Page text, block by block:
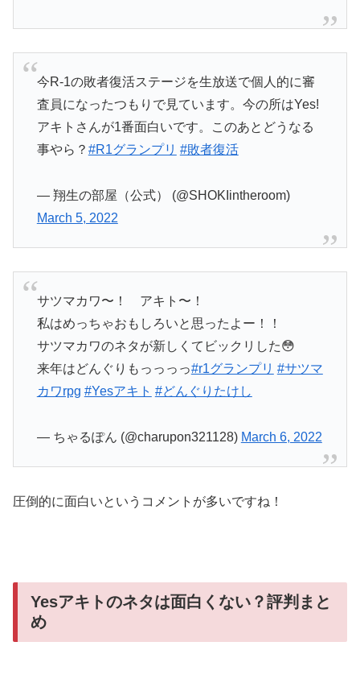
今R-1の敗者復活ステージを生放送で個人的に審
査員になったつもりで見ています。今の所はYes!
アキトさんが1番面白いです。このあとどうなる
事やら？ #R1グランプリ #敗者復活
— 翔生の部屋（公式） (@SHOKIintheroom)
March 5, 2022
サツマカワ〜！ アキト〜！
私はめっちゃおもしろいと思ったよー！！
サツマカワのネタが新しくてビックリした😳
来年はどんぐりもっっっっ#r1グランプリ #サツマ
カワrpg #Yesアキト #どんぐりたけし
— ちゃるぽん (@charupon321128) March 6, 2022
圧倒的に面白いというコメントが多いですね！
Yesアキトのネタは面白くない？評判まと
め